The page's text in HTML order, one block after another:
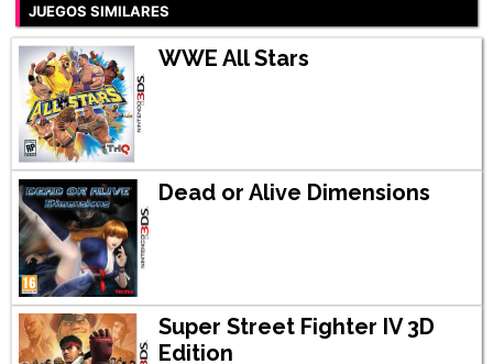
JUEGOS SIMILARES
WWE All Stars
Dead or Alive Dimensions
Super Street Fighter IV 3D
Edition